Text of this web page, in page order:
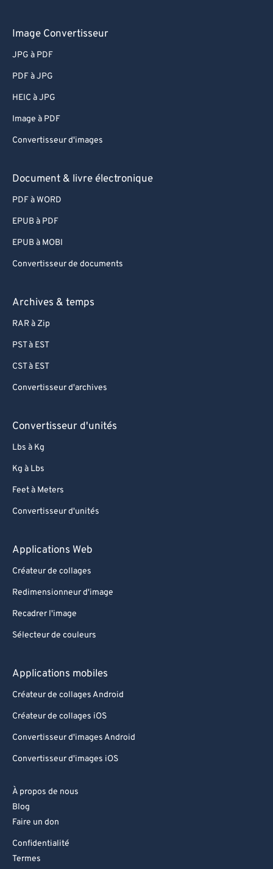
Image Convertisseur
JPG à PDF
PDF à JPG
HEIC à JPG
Image à PDF
Convertisseur d'images
Document & livre électronique
PDF à WORD
EPUB à PDF
EPUB à MOBI
Convertisseur de documents
Archives & temps
RAR à Zip
PST à EST
CST à EST
Convertisseur d'archives
Convertisseur d'unités
Lbs à Kg
Kg à Lbs
Feet à Meters
Convertisseur d'unités
Applications Web
Créateur de collages
Redimensionneur d'image
Recadrer l'image
Sélecteur de couleurs
Applications mobiles
Créateur de collages Android
Créateur de collages iOS
Convertisseur d'images Android
Convertisseur d'images iOS
À propos de nous
Blog
Faire un don
Confidentialité
Termes